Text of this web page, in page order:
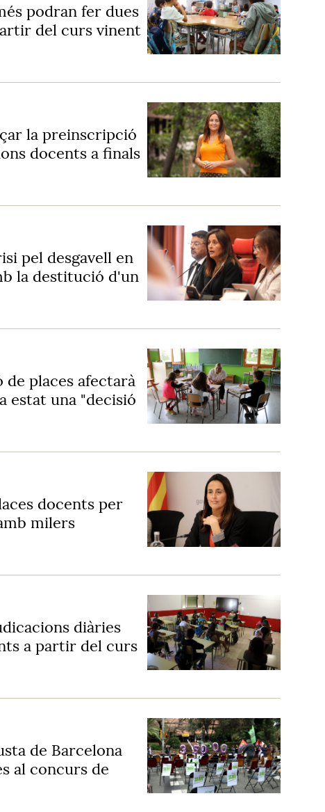
podran fer dues
del curs vinent
la preinscripció
docents a finals
pel desgavell en
la destitució d'un
de places afectarà
estat una "decisió
docents per
milers
diàries
a partir del curs
de Barcelona
al concurs de